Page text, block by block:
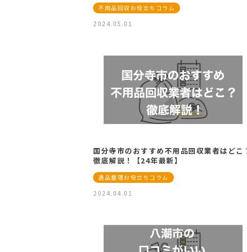
不用品回収お役立ちコラム
2024.05.01
国分寺市のおすすめ不用品回収業者はどこ
徹底解説！【24年最新】
遺品整理お役立ちコラム
2024.04.01